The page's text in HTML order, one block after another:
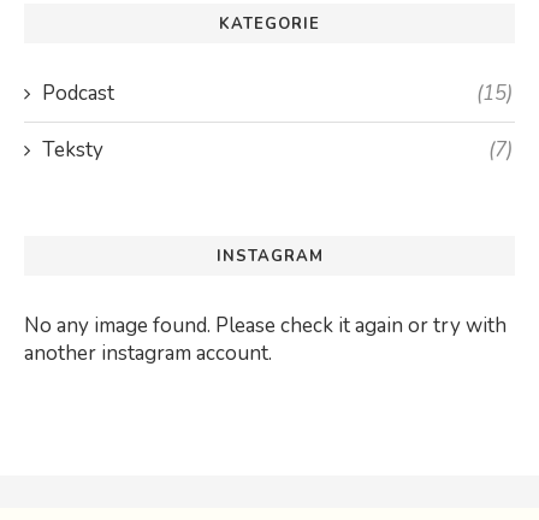
KATEGORIE
Podcast (15)
Teksty (7)
INSTAGRAM
No any image found. Please check it again or try with
another instagram account.